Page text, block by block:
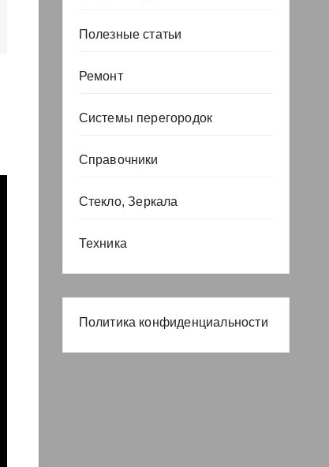
Полезные статьи
Ремонт
Системы перегородок
Справочники
Стекло, Зеркала
Техника
Политика конфиденциальности